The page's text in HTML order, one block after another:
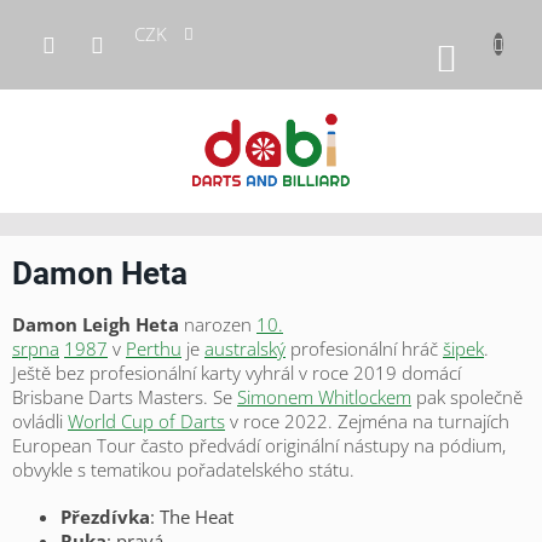
obsah
CZK
KOŠÍK
Damon Heta
Damon Leigh Heta narozen 10.
srpna 1987 v Perthu je australský profesionální hráč šipek.
Ještě bez profesionální karty vyhrál v roce 2019 domácí
Brisbane Darts Masters. Se Simonem Whitlockem pak společně
ovládli World Cup of Darts v roce 2022. Zejména na turnajích
European Tour často předvádí originální nástupy na pódium,
obvykle s tematikou pořadatelského státu.
Přezdívka: The Heat